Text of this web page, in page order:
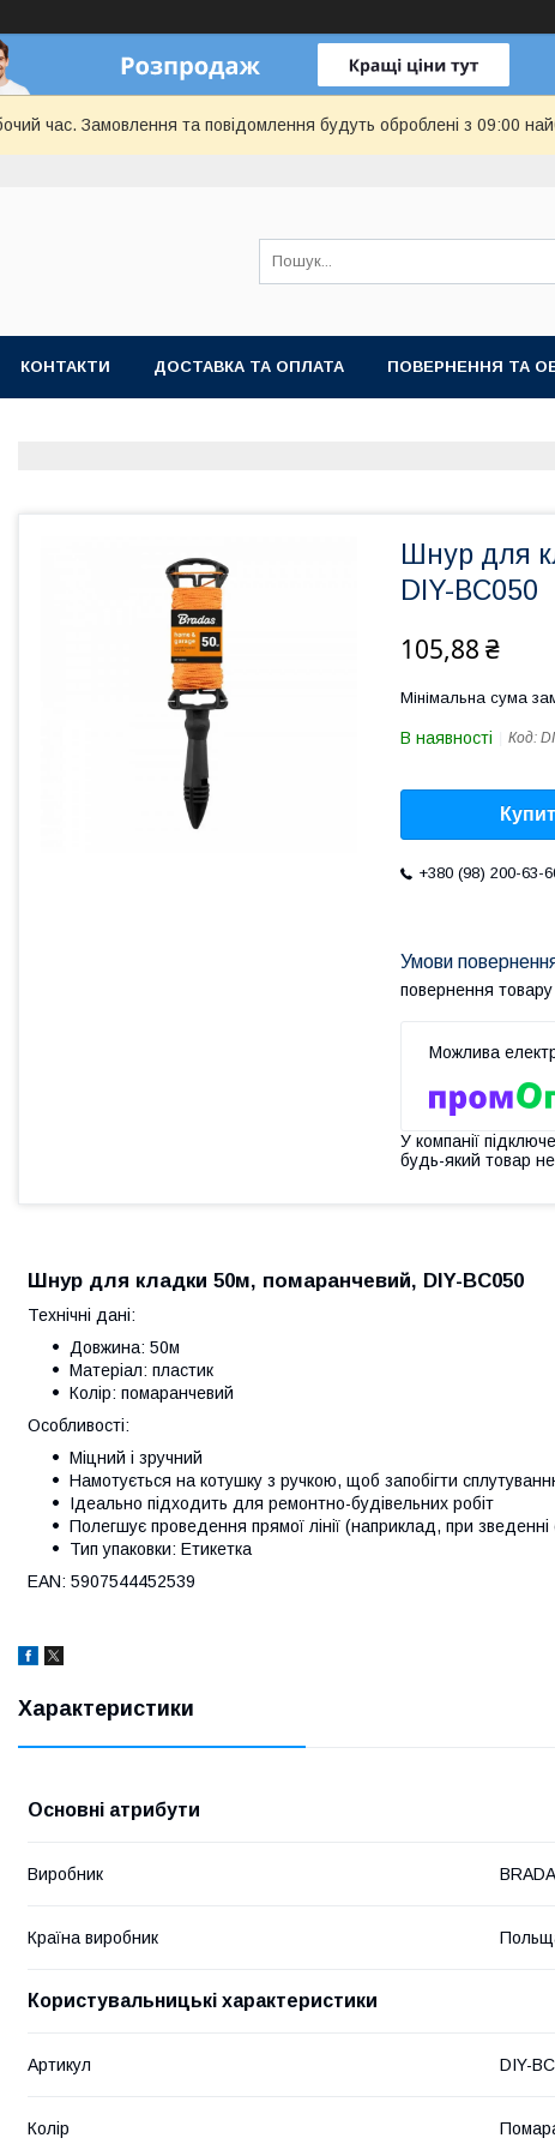
час. Замовлення та повідомлення будуть оброблені з 09:00
КОНТАКТИ ДОСТАВКА ТА ОПЛАТА ПОВЕРНЕННЯ ТА
Шнур для
DIY-BC050
105,88 ₴
Мінімальна сума
В наявності Код:
+380 (98) 200-63-
повернення
У компанії
будь-який товар
Шнур для кладки 50м, помаранчевий, DIY-BC050
Технічні дані:
Довжина: 50м
Матеріал: пластик
Колір: помаранчевий
Особливості:
Міцний і зручний
Намотується на котушку з ручкою, щоб запобігти
Ідеально підходить для ремонтно-будівельних робіт
Полегшує проведення прямої лінії (наприклад, при зведенні
Тип упаковки: Етикетка
EAN: 5907544452539
Характеристики
Основні атрибути
Виробник
Країна виробник
Користувальницькі характеристики
Артикул DIY-
Колір